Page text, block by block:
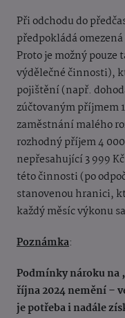
Při odchodu do
předpokládá
Proto je možný
výdělečné činnosti),
pojištění (např.
zúčtovaným příjmem
zaměstnání malého
rozhodný příjem 4
nepřesahující 3 999
této činnosti (po
stanovenou hranici,
každý měsíc výkonu
Poznámka:
Podmínky nároku na
října 2024 nemění –
je potřeba i nadále